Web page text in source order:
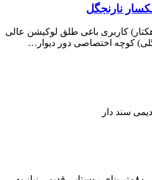
نارنجگل
14571 متر (1.5 هکتار) کاربری باغی طلق لوکیشن عالی
کوچه اختصاصی دور دیوار…
سند دار